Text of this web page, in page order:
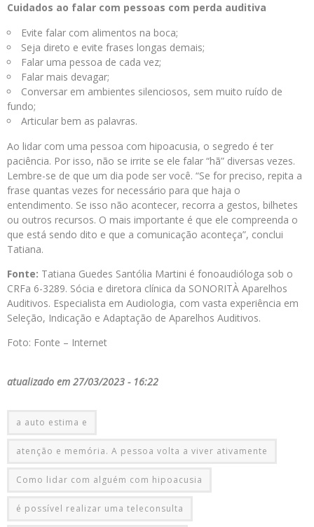
Cuidados ao falar com pessoas com perda auditiva
Evite falar com alimentos na boca;
Seja direto e evite frases longas demais;
Falar uma pessoa de cada vez;
Falar mais devagar;
Conversar em ambientes silenciosos, sem muito ruído de
fundo;
Articular bem as palavras.
Ao lidar com uma pessoa com hipoacusia, o segredo é ter
paciência. Por isso, não se irrite se ele falar “hã” diversas vezes.
Lembre-se de que um dia pode ser você. “Se for preciso, repita a
frase quantas vezes for necessário para que haja o
entendimento. Se isso não acontecer, recorra a gestos, bilhetes
ou outros recursos. O mais importante é que ele compreenda o
que está sendo dito e que a comunicação aconteça”, conclui
Tatiana.
Fonte: Tatiana Guedes Santólia Martini é fonoaudióloga sob o
CRFa 6-3289. Sócia e diretora clínica da SONORITÀ Aparelhos
Auditivos. Especialista em Audiologia, com vasta experiência em
Seleção, Indicação e Adaptação de Aparelhos Auditivos.
Foto: Fonte – Internet
atualizado em 27/03/2023 - 16:22
a auto estima e
atenção e memória. A pessoa volta a viver ativamente
Como lidar com alguém com hipoacusia
é possível realizar uma teleconsulta